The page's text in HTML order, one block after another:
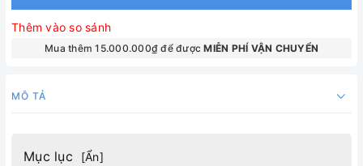
Thêm vào so sánh
Mua thêm 15.000.000₫ để đượcMIỄN PHÍ VẬN CHUYỂN
MÔ TẢ
Mục lục [Ẩn]